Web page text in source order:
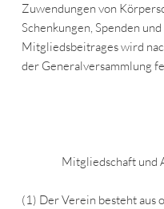
Zuwendungen von
Schenkungen, Spenden
Mitgliedsbeitrages wird
der Generalversammlung
Mitgliedschaft und
(1) Der Verein besteht aus